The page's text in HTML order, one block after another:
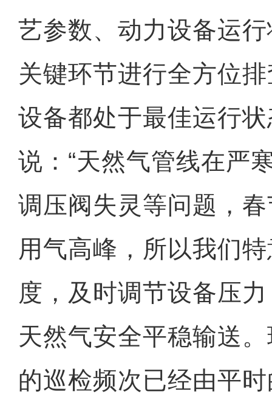
艺参数、动力设备运
关键环节进行全方位
设备都处于最佳运行
说：“天然气管线在严
调压阀失灵等问题，
用气高峰，所以我们
度，及时调节设备压
天然气安全平稳输送
的巡检频次已经由平